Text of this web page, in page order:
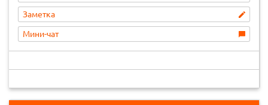
Заметка
Мини-чат